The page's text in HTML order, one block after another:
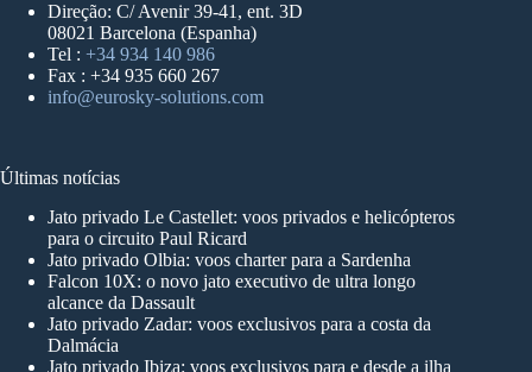
Direção: C/ Avenir 39-41, ent. 3D
08021 Barcelona (Espanha)
Tel : +34 934 140 986
Fax : +34 935 660 267
info@eurosky-solutions.com
Últimas notícias
Jato privado Le Castellet: voos privados e helicópteros
para o circuito Paul Ricard
Jato privado Olbia: voos charter para a Sardenha
Falcon 10X: o novo jato executivo de ultra longo
alcance da Dassault
Jato privado Zadar: voos exclusivos para a costa da
Dalmácia
Jato privado Ibiza: voos exclusivos para e desde a ilha